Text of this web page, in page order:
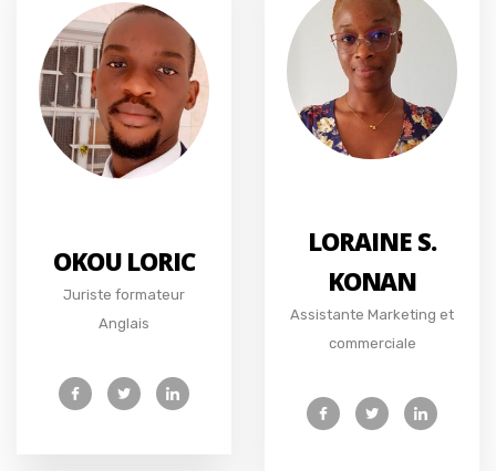
OKOU LORIC
Juriste formateur
Anglais
LORAINE S.
KONAN
Assistante Marketing et
commerciale